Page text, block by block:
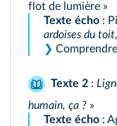
flot de lumière »
Texte écho :
ardoises du toit
❯
Texte 2 :
humain, ça ? »
Texte écho :